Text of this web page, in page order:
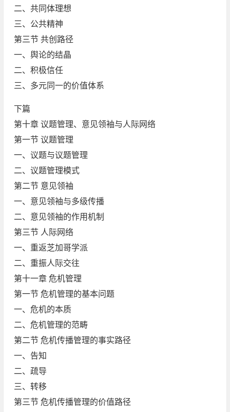
二、共同体理想
三、公共精神
第三节 共创路径
一、舆论的结晶
二、积极信任
三、多元同一的价值体系
下篇
第十章 议题管理、意见领袖与人际网络
第一节 议题管理
一、议题与议题管理
二、议题管理模式
第二节 意见领袖
一、意见领袖与多级传播
二、意见领袖的作用机制
第三节 人际网络
一、重返芝加哥学派
二、重振人际交往
第十一章 危机管理
第一节 危机管理的基本问题
一、危机的本质
二、危机管理的范畴
第二节 危机传播管理的事实路径
一、告知
二、疏导
三、转移
第三节 危机传播管理的价值路径